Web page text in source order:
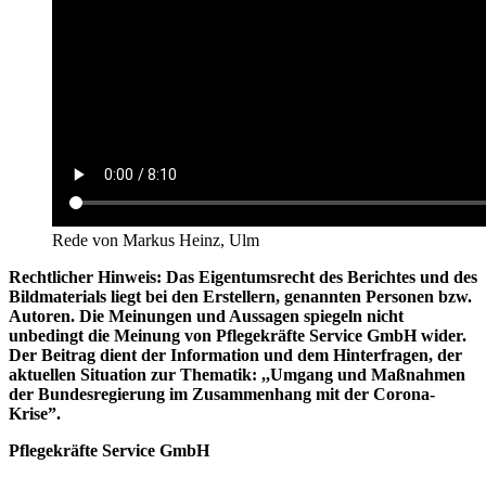
Rede von Markus Heinz, Ulm
Rechtlicher Hinweis: Das Eigentumsrecht des Berichtes und des
Bildmaterials liegt bei den Erstellern, genannten Personen bzw.
Autoren. Die Meinungen und Aussagen spiegeln nicht
unbedingt die Meinung von Pflegekräfte Service GmbH wider.
Der Beitrag dient der Information und dem Hinterfragen, der
aktuellen Situation zur Thematik: ,,Umgang und Maßnahmen
der Bundesregierung im Zusammenhang mit der Corona-
Krise”.
Pflegekräfte Service GmbH